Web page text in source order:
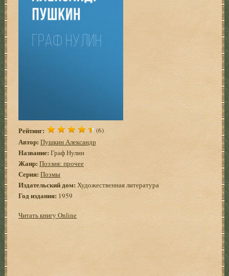
Рейтинг: (6)
Автор: Пушкин Александр
Название: Граф Нулин
Жанр: Поэзия: прочее
Серия: Поэмы
Издательский дом: Художественная литература
Год издания: 1959
Читать книгу Online